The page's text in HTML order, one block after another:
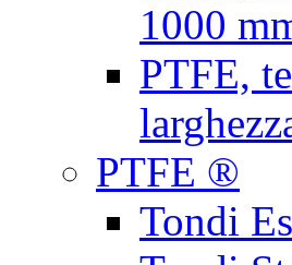
1000
PTFE,
PTFE ®
Tondi